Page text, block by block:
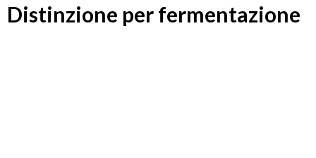
Distinzione per fermentazione